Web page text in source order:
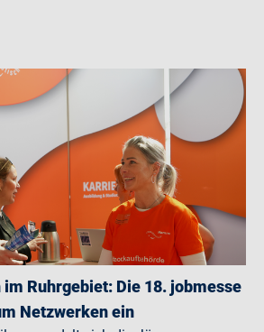
Ruhrgebiet: Die 18. jobmesse
Netzwerken ein